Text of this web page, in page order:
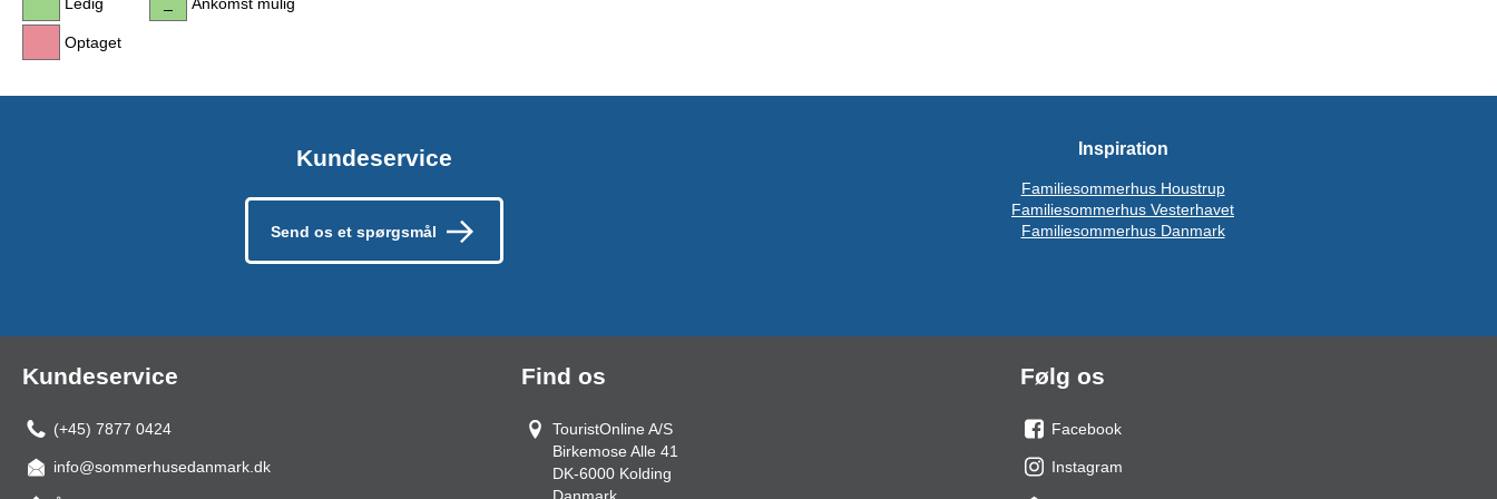
Ledig
Optaget
Ankomst mulig
Kundeservice
Send os et spørgsmål
Inspiration
Familiesommerhus Houstrup
Familiesommerhus Vesterhavet
Familiesommerhus Danmark
Kundeservice
(+45) 7877 0424
info@sommerhusedanmark.dk
Find os
TouristOnline A/S
Birkemose Alle 41
DK-6000 Kolding
Danmark
Følg os
os
på
Facebook
os
Instagram